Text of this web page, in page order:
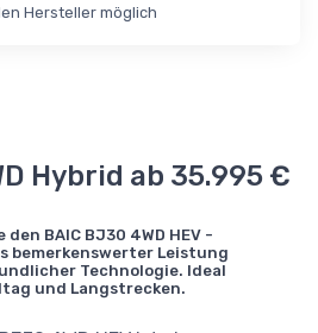
Hersteller möglich
Hybrid ab 35.995 €
BAIC BJ30 4WD HEV -
bemerkenswerter Leistung
Technologie. Ideal
und Langstrecken.